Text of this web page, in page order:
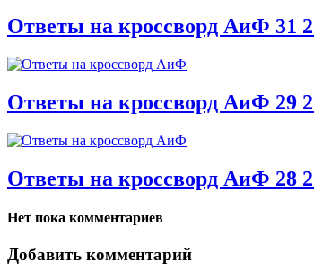
Ответы на кроссворд АиФ 31
Ответы на кроссворд АиФ 29
Ответы на кроссворд АиФ 28
Нет пока комментариев
Добавить комментарий